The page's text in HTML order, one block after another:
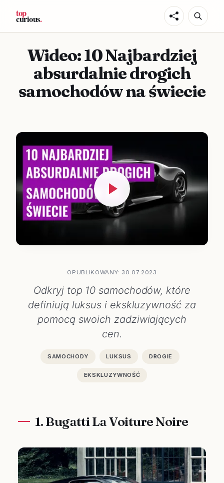
Wideo: 10 Najbardziej
absurdalnie drogich
samochodów na świecie
OPUBLIKOWANY: 30.07.2023
Odkryj top 10 samochodów, które
definiują luksus i ekskluzywność za
pomocą swoich zadziwiających
cen.
SAMOCHODY LUKSUS DROGIE
EKSKLUZYWNOŚĆ
1. Bugatti La Voiture Noire